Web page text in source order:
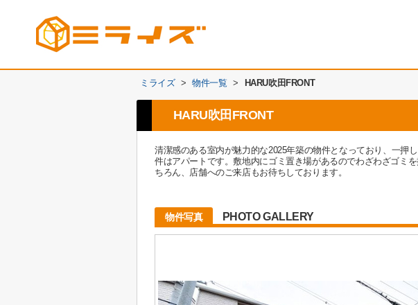
ミライズ > 物件一覧 > HARU吹田FRONT
HARU吹田FRONT
清潔感のある室内が魅力的な2025年築の物件となっており、一押
件はアパートです。敷地内にゴミ置き場があるのでわざわざゴミ
ちろん、店舗へのご来店もお待ちしております。
物件写真 PHOTO GALLERY